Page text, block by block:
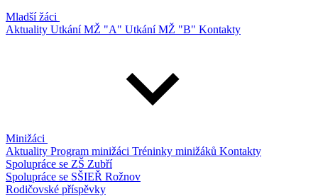
Mladší žáci
Aktuality Utkání MŽ "A" Utkání MŽ "B" Kontakty
Minižáci
Aktuality Program minižáci Tréninky minižáků Kontakty
Spolupráce se ZŠ Zubří
Spolupráce se SŠIEŘ Rožnov
Rodičovské příspěvky